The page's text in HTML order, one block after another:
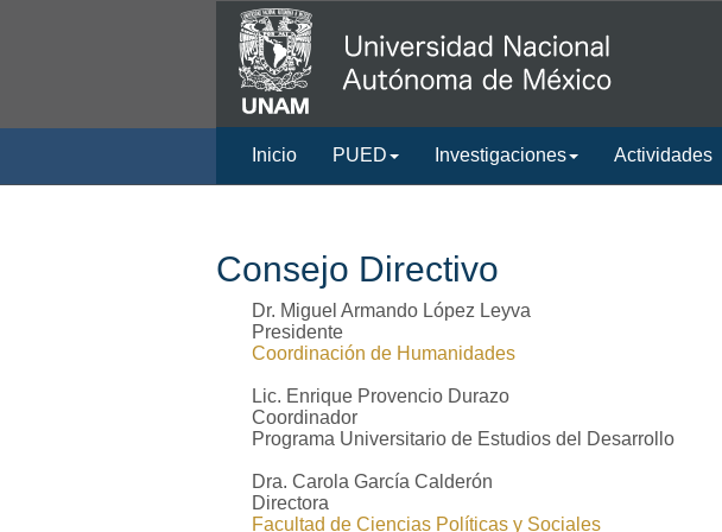
Inicio PUED Investigaciones Actividades
Consejo Directivo
Dr. Miguel Armando López Leyva
Presidente
Coordinación de Humanidades
Lic. Enrique Provencio Durazo
Coordinador
Programa Universitario de Estudios del Desarrollo
Dra. Carola García Calderón
Directora
Facultad de Ciencias Políticas y Sociales